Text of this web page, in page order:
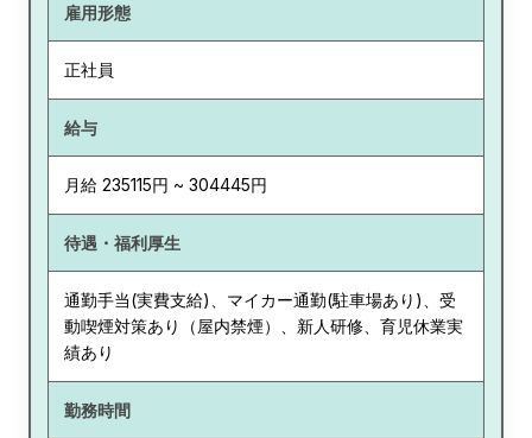
雇用形態
正社員
給与
月給 235115円 ~ 304445円
待遇・福利厚生
通勤手当(実費支給)、マイカー通勤(駐車場あり)、受
動喫煙対策あり（屋内禁煙）、新人研修、育児休業実
績あり
勤務時間